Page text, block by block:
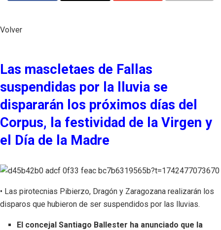
Volver
Las mascletaes de Fallas
suspendidas por la lluvia se
dispararán los próximos días del
Corpus, la festividad de la Virgen y
el Día de la Madre
• Las pirotecnias Pibierzo, Dragón y Zaragozana realizarán los
disparos que hubieron de ser suspendidos por las lluvias.
El concejal Santiago Ballester ha anunciado que la